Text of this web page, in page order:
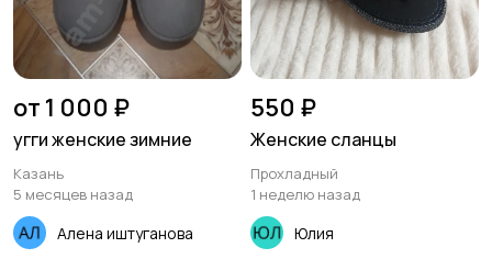
от 1 000 ₽
угги женские зимние
Казань
5 месяцев назад
Алена иштуганова
550 ₽
Женские сланцы
Прохладный
1 неделю назад
Юлия